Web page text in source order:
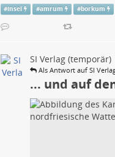
#insel #amrum #borkum
SI Verlag (temporär)
Als Antwort auf SI
... und auf